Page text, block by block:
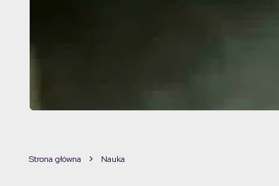
Strona główna Nauka